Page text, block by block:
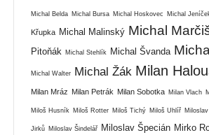
Michal Belda Michal Bursa Michal Hoskovec Michal
Křupka Michal Malinský Michal
Pitoňák Michal Stehlík Michal Švanda
Michal Walter Michal Žák Milan
Milan Mráz Milan Petrák Milan Sobotka Milan Vlach
Miloš Husník Miloš Rotter Miloš Tichý Miloš Uhlíř
Jirků Miloslav Šindelář Miloslav Špecián Mirko